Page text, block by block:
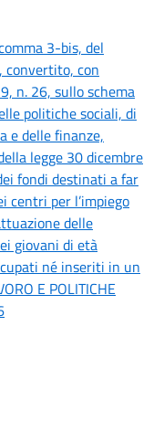
3-bis, del
convertito, con
n. 26, sullo schema
politiche sociali, di
e delle finanze,
legge 30 dicembre
fondi destinati a far
centri per l’impiego
delle
giovani di età
né inseriti in un
E POLITICHE